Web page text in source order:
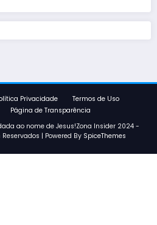
Privacidade
Termos de Uso
Página de Transparência
ao nome de Jesus!Zona Insider 2024 -
| Powered By SpiceThemes